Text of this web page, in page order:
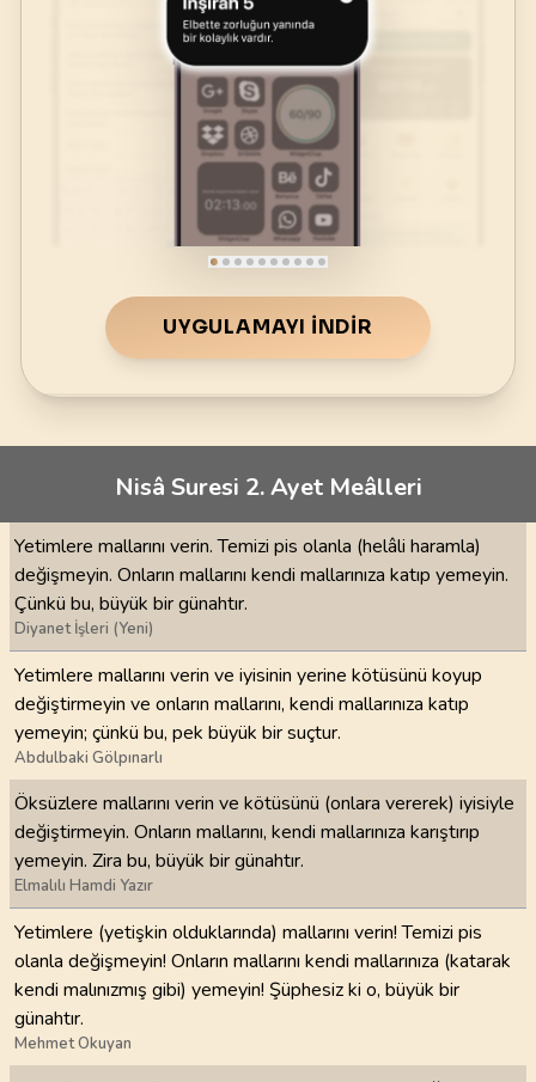
UYGULAMAYI İNDIR
Nisâ Suresi 2. Ayet Meâlleri
Yetimlere mallarını verin. Temizi pis olanla (helâli haramla)
değişmeyin. Onların mallarını kendi mallarınıza katıp yemeyin.
Çünkü bu, büyük bir günahtır.
Diyanet İşleri (Yeni)
Yetimlere mallarını verin ve iyisinin yerine kötüsünü koyup
değiştirmeyin ve onların mallarını, kendi mallarınıza katıp
yemeyin; çünkü bu, pek büyük bir suçtur.
Abdulbaki Gölpınarlı
Öksüzlere mallarını verin ve kötüsünü (onlara vererek) iyisiyle
değiştirmeyin. Onların mallarını, kendi mallarınıza karıştırıp
yemeyin. Zira bu, büyük bir günahtır.
Elmalılı Hamdi Yazır
Yetimlere (yetişkin olduklarında) mallarını verin! Temizi pis
olanla değişmeyin! Onların mallarını kendi mallarınıza (katarak
kendi malınızmış gibi) yemeyin! Şüphesiz ki o, büyük bir
günahtır.
Mehmet Okuyan